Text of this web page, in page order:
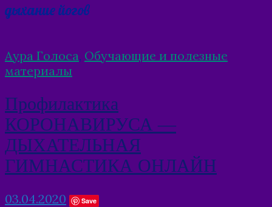
дыхание йогов
Аура Голоса, Обучающие и полезные
материалы
Профилактика
КОРОНАВИРУСА —
ДЫХАТЕЛЬНАЯ
ГИМНАСТИКА ОНЛАЙН
03.04.2020 Save